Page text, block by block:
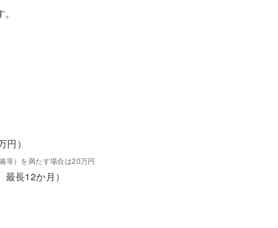
）
等）を満たす場合は20万円
長12か月）